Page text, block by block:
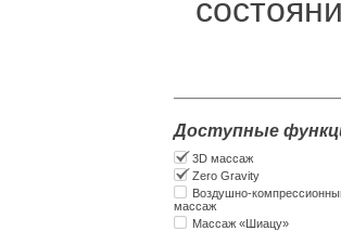
Доступные
3D массаж
Zero Gravity
Воздушно-
массаж
Массаж «Шиацу»